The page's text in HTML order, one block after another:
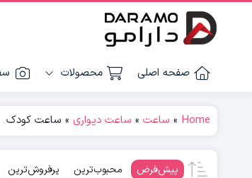
صفحه اصلی محصولات
Home
» ساعت» ساعت دیواری» ساعت کودک
پیش‌فرض محبوب‌ترین پرفروش‌ترین